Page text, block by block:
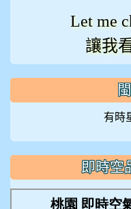
Let me
讓我
有時
即時空